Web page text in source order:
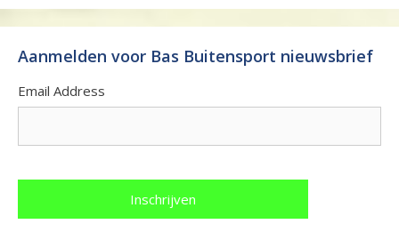
Aanmelden voor Bas Buitensport nieuwsbrief
Email Address